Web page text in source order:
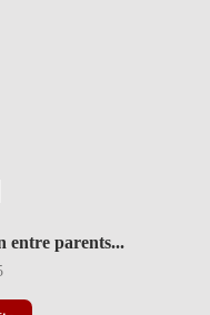
entre parents...